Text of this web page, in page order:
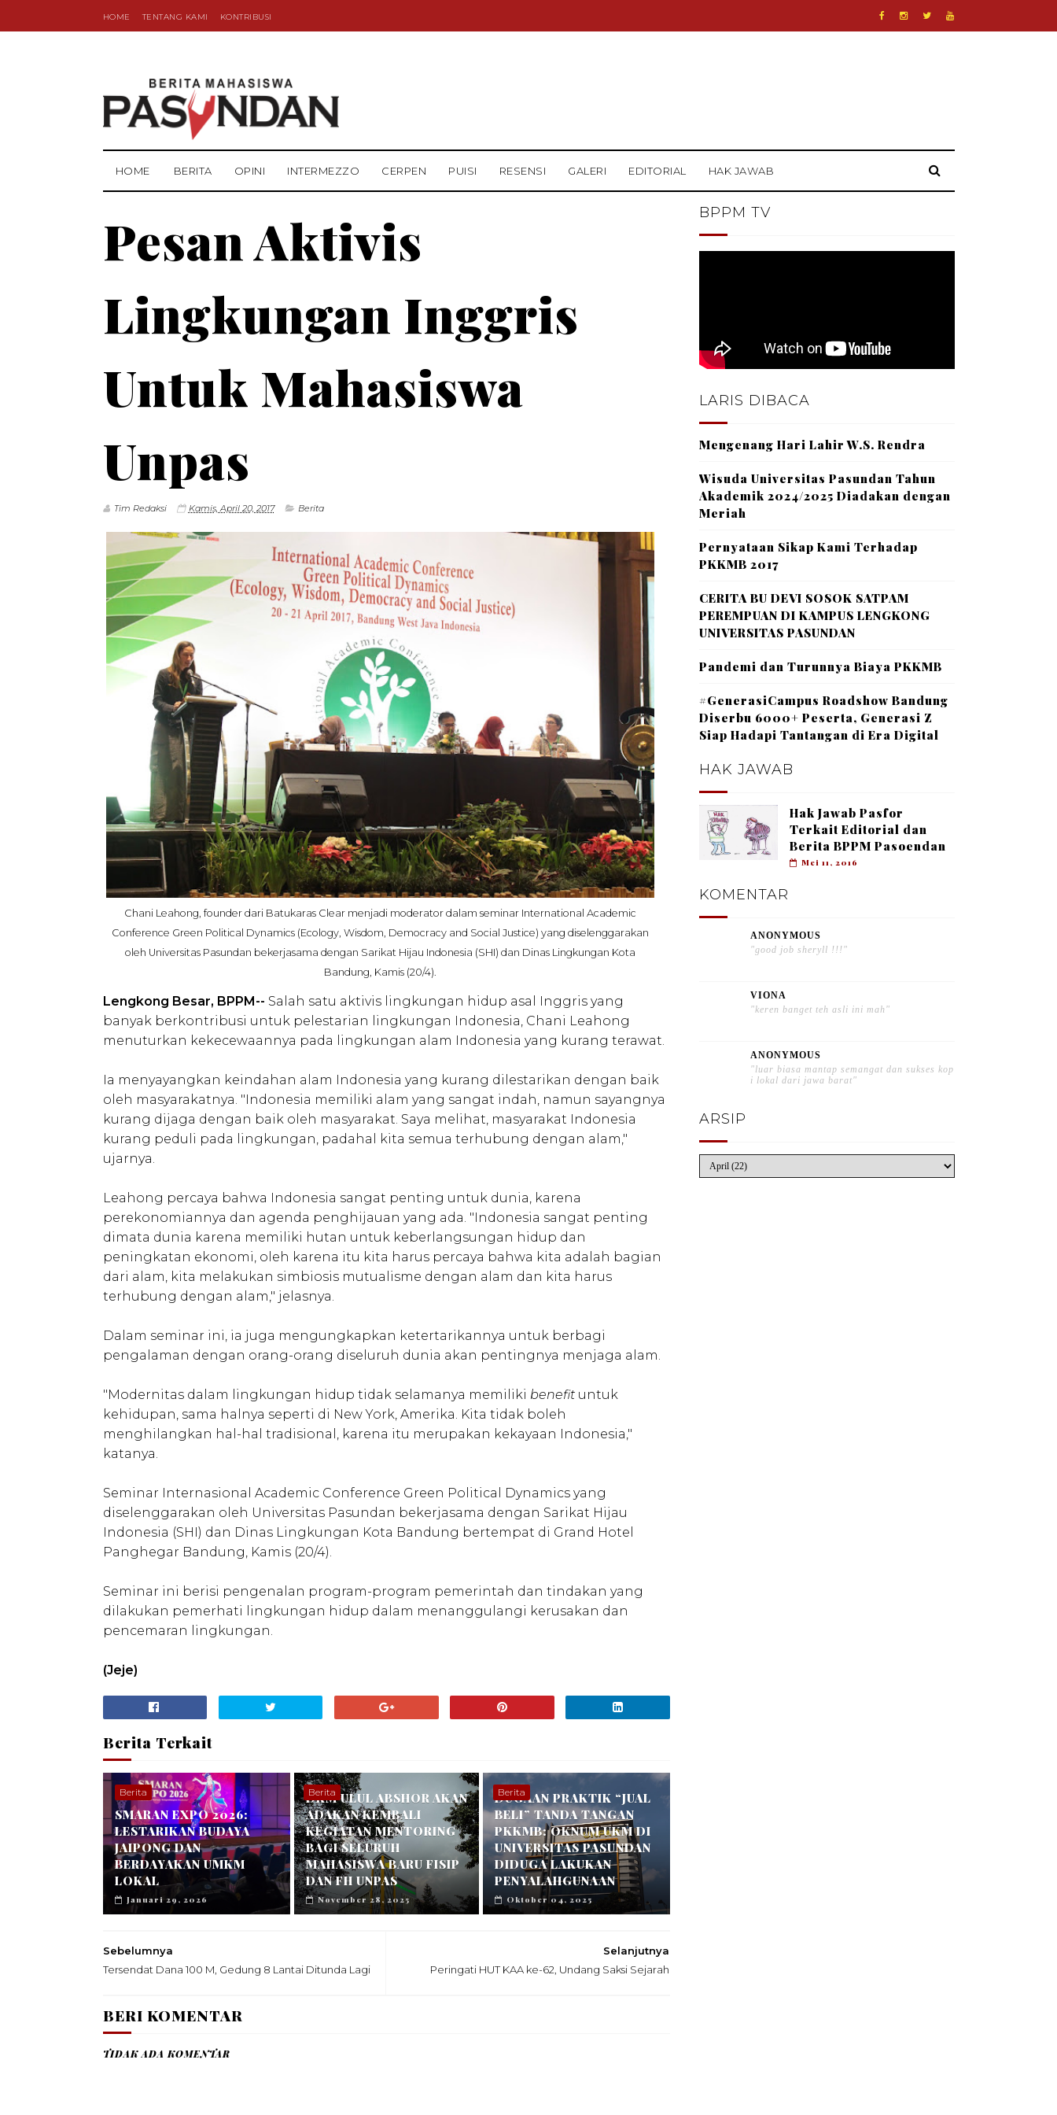
HOME TENTANG KAMI KONTRIBUSI
HOME BERITA OPINI INTERMEZZO CERPEN PUISI RESENSI GALERI EDITORIAL HAK JAWAB
Pesan Aktivis
Lingkungan Inggris
Untuk Mahasiswa
Unpas
Tim Redaksi Kamis, April 20, 2017 Berita
Chani Leahong, founder dari Batukaras Clear menjadi moderator dalam seminar International Academic
Conference Green Political Dynamics (Ecology, Wisdom, Democracy and Social Justice) yang diselenggarakan
oleh Universitas Pasundan bekerjasama dengan Sarikat Hijau Indonesia (SHI) dan Dinas Lingkungan Kota
Bandung, Kamis (20/4).
Lengkong Besar, BPPM-- Salah satu aktivis lingkungan hidup asal Inggris yang
banyak berkontribusi untuk pelestarian lingkungan Indonesia, Chani Leahong
menuturkan kekecewaannya pada lingkungan alam Indonesia yang kurang terawat.
Ia menyayangkan keindahan alam Indonesia yang kurang dilestarikan dengan baik
oleh masyarakatnya. "Indonesia memiliki alam yang sangat indah, namun sayangnya
kurang dijaga dengan baik oleh masyarakat. Saya melihat, masyarakat Indonesia
kurang peduli pada lingkungan, padahal kita semua terhubung dengan alam,"
ujarnya.
Leahong percaya bahwa Indonesia sangat penting untuk dunia, karena
perekonomiannya dan agenda penghijauan yang ada. "Indonesia sangat penting
dimata dunia karena memiliki hutan untuk keberlangsungan hidup dan
peningkatan ekonomi, oleh karena itu kita harus percaya bahwa kita adalah bagian
dari alam, kita melakukan simbiosis mutualisme dengan alam dan kita harus
terhubung dengan alam," jelasnya.
Dalam seminar ini, ia juga mengungkapkan ketertarikannya untuk berbagi
pengalaman dengan orang-orang diseluruh dunia akan pentingnya menjaga alam.
"Modernitas dalam lingkungan hidup tidak selamanya memiliki benefit untuk
kehidupan, sama halnya seperti di New York, Amerika. Kita tidak boleh
menghilangkan hal-hal tradisional, karena itu merupakan kekayaan Indonesia,"
katanya.
Seminar Internasional Academic Conference Green Political Dynamics yang
diselenggarakan oleh Universitas Pasundan bekerjasama dengan Sarikat Hijau
Indonesia (SHI) dan Dinas Lingkungan Kota Bandung bertempat di Grand Hotel
Panghegar Bandung, Kamis (20/4).
Seminar ini berisi pengenalan program-program pemerintah dan tindakan yang
dilakukan pemerhati lingkungan hidup dalam menanggulangi kerusakan dan
pencemaran lingkungan.
(Jeje)
Berita Terkait
Berita
SMARAN EXPO 2026:
LESTARIKAN BUDAYA
JAIPONG DAN
BERDAYAKAN UMKM
LOKAL
Januari 29, 2026
Berita
DKM ULUL ABSHOR AKAN
ADAKAN KEMBALI
KEGIATAN MENTORING
BAGI SELURUH
MAHASISWA BARU FISIP
DAN FH UNPAS
November 28, 2025
Berita
DUGAAN PRAKTIK “JUAL
BELI” TANDA TANGAN
PKKMB: OKNUM UKM DI
UNIVERSITAS PASUNDAN
DIDUGA LAKUKAN
PENYALAHGUNAAN
Oktober 04, 2025
Selanjutnya
Peringati HUT KAA ke-62, Undang Saksi Sejarah
Sebelumnya
Tersendat Dana 100 M, Gedung 8 Lantai Ditunda Lagi
BERI KOMENTAR
TIDAK ADA KOMENTAR
BPPM TV
LARIS DIBACA
Mengenang Hari Lahir W.S. Rendra
Wisuda Universitas Pasundan Tahun
Akademik 2024/2025 Diadakan dengan
Meriah
Pernyataan Sikap Kami Terhadap
PKKMB 2017
CERITA BU DEVI SOSOK SATPAM
PEREMPUAN DI KAMPUS LENGKONG
UNIVERSITAS PASUNDAN
Pandemi dan Turunnya Biaya PKKMB
#GenerasiCampus Roadshow Bandung
Diserbu 6000+ Peserta, Generasi Z
Siap Hadapi Tantangan di Era Digital
HAK JAWAB
Hak Jawab Pasfor
Terkait Editorial dan
Berita BPPM Pasoendan
Mei 11, 2016
KOMENTAR
ANONYMOUS
"good job sheryll !!!"
VIONA
"keren banget teh asli ini mah"
ANONYMOUS
"luar biasa mantap semangat dan sukses kop
i lokal dari jawa barat"
ARSIP